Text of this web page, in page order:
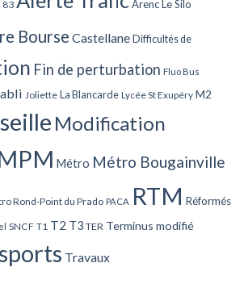
83 Arenc Le Silo
Bourse Castellane Difficultés de
Fin de perturbation Fluo Bus
Joliette La Blancarde Lycée St Exupéry M2
Modification
Métro Métro Bougainville
Rond-Point du Prado PACA RTM Réformés
SNCF T1 T2 T3 TER Terminus modifié
Travaux